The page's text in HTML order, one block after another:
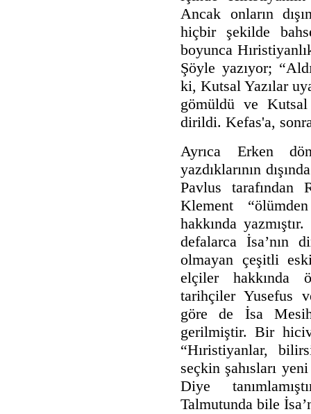
Ancak onların
hiçbir şekilde
boyunca
Şöyle yazıyor;
ki, Kutsal Yazılar
gömüldü ve Kutsal
dirildi. Kefas'a,
Ayrıca Erken
yazdıklarının
Pavlus tarafından
Klement
hakkında
defalarca İsa’nın
olmayan çeşitli
elçiler hakkında
tarihçiler Yusefus
göre de İsa Mesih
gerilmiştir. Bir
“Hıristiyanlar,
seçkin şahısları
Diye
Talmutunda bile